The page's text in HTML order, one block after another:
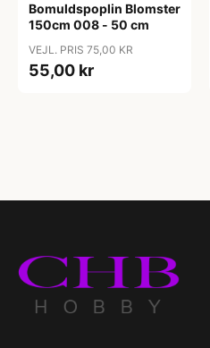
Bomuldspoplin Blomster
150cm 008 - 50 cm
VEJL. PRIS 75,00 KR
55,00 kr